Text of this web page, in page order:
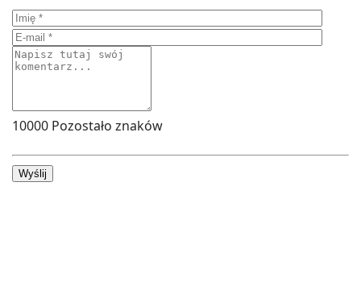
10000 Pozostało znaków
Wyślij